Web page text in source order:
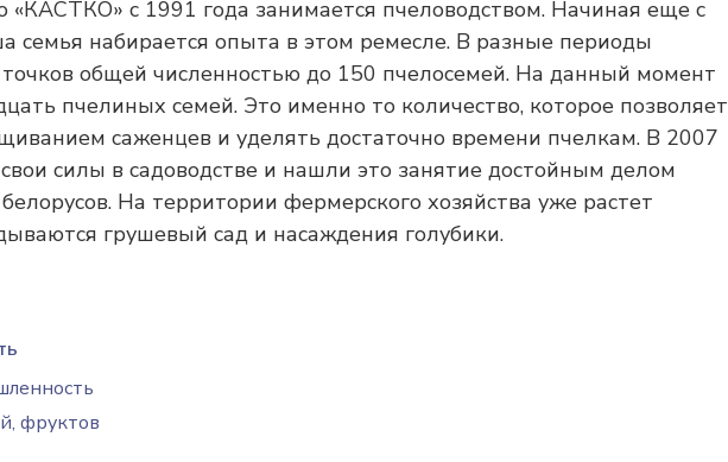
«КАСТКО» с 1991 года занимается пчеловодством. Начиная еще с
семья набирается опыта в этом ремесле. В разные периоды
общей численностью до 150 пчелосемей. На данный момент
пчелиных семей. Это именно то количество, которое позволяет
саженцев и уделять достаточно времени пчелкам. В 2007
силы в садоводстве и нашли это занятие достойным делом
На территории фермерского хозяйства уже растет
грушевый сад и насаждения голубики.
фруктов